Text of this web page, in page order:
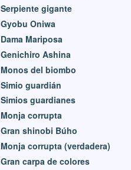
Serpiente gigante
Gyobu Oniwa
Dama Mariposa
Genichiro Ashina
Monos del biombo
Simio guardián
Simios guardianes
Monja corrupta
Gran shinobi Búho
Monja corrupta (verdadera)
Gran carpa de colores